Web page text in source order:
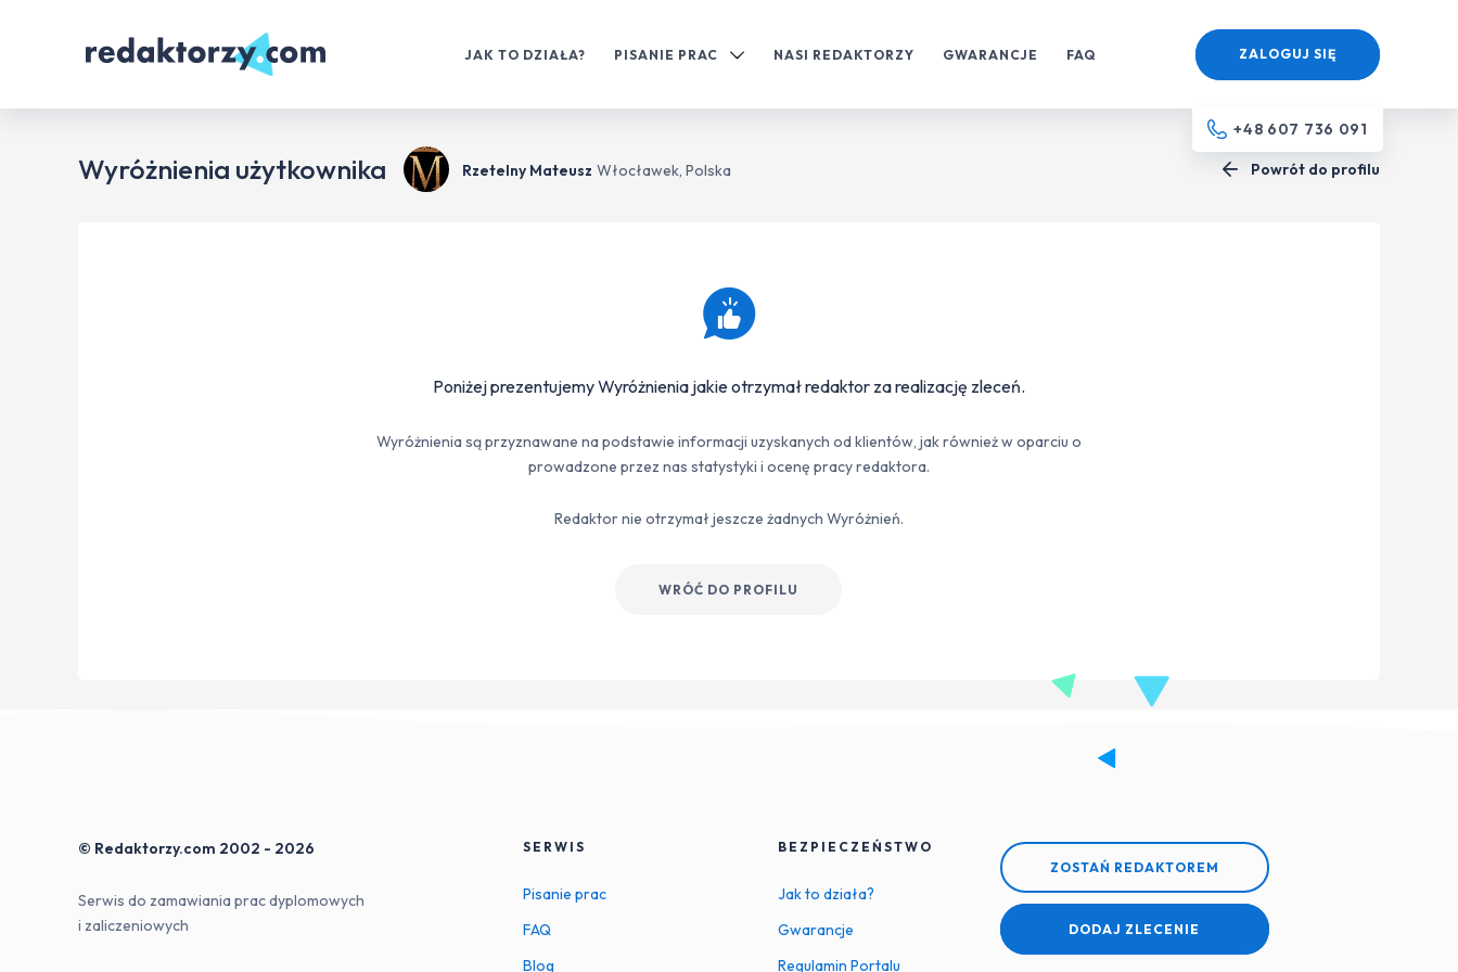
JAK TO DZIAŁA? PISANIE PRAC NASI REDAKTORZY GWARANCJE FAQ
+48 607 736 091
ZALOGUJ SIĘ
Wyróżnienia użytkownika Rzetelny Mateusz Włocławek, Polska Powrót do profilu
Poniżej prezentujemy Wyróżnienia jakie otrzymał redaktor za realizację zleceń.
Wyróżnienia są przyznawane na podstawie informacji uzyskanych od klientów, jak również w oparciu o
prowadzone przez nas statystyki i ocenę pracy redaktora.
Redaktor nie otrzymał jeszcze żadnych Wyróżnień.
WRÓĆ DO PROFILU
SERWIS
Pisanie prac
FAQ
Blog
BEZPIECZEŃSTWO
Jak to działa?
Gwarancje
Regulamin Portalu
ZOSTAŃ REDAKTOREM
DODAJ ZLECENIE
© Redaktorzy.com 2002 - 2026
Serwis do zamawiania prac dyplomowych
i zaliczeniowych